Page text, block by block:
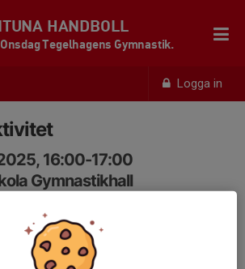
Logga in
HANDBOLL
Tegelhagens Gymnastik.
16:00-17:00
Gymnastikhall
Gymnastikhallen entrén